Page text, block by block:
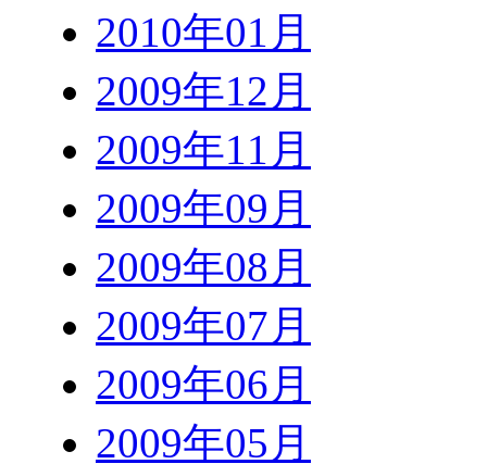
2010年01月
2009年12月
2009年11月
2009年09月
2009年08月
2009年07月
2009年06月
2009年05月